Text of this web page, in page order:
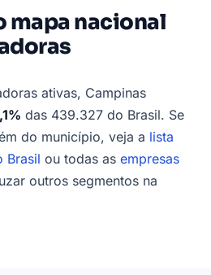
mapa nacional
ativas, Campinas
das 439.327 do Brasil. Se
do município, veja a lista
Brasil ou todas as empresas
outros segmentos na